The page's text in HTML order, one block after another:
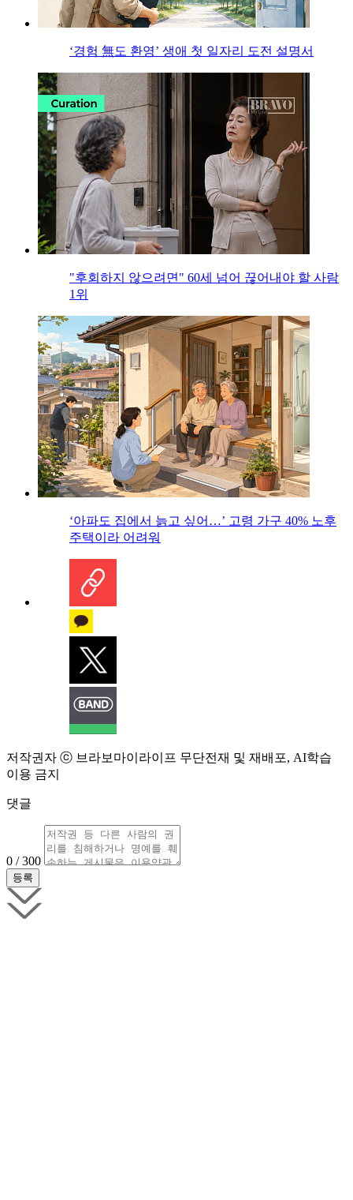
‘경험 無도 환영’ 생애 첫 일자리 도전 설명서
"후회하지 않으려면" 60세 넘어 끊어내야 할 사람
1위
‘아파도 집에서 늙고 싶어…’ 고령 가구 40% 노후
주택이라 어려워
저작권자 ⓒ 브라보마이라이프 무단전재 및 재배포, AI학습
이용 금지
댓글
0 / 300